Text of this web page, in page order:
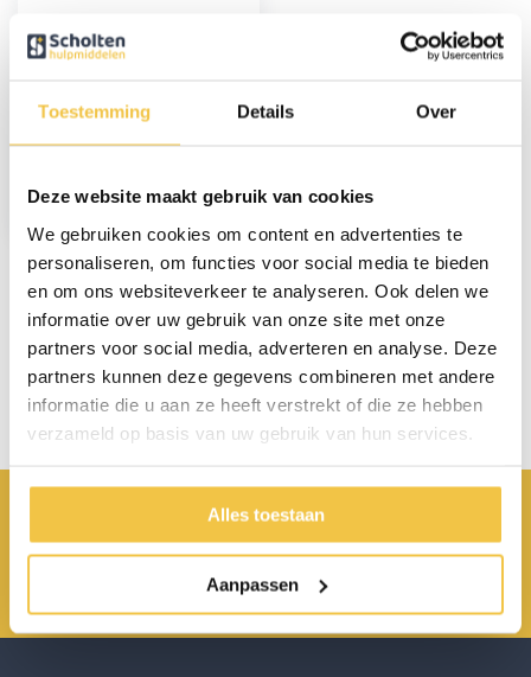
Toestemming Details Over
Deze website maakt gebruik van cookies
We gebruiken cookies om content en advertenties te
personaliseren, om functies voor social media te bieden
en om ons websiteverkeer te analyseren. Ook delen we
informatie over uw gebruik van onze site met onze
partners voor social media, adverteren en analyse. Deze
partners kunnen deze gegevens combineren met andere
informatie die u aan ze heeft verstrekt of die ze hebben
verzameld op basis van uw gebruik van hun services.
Alles toestaan
Aanpassen
Rollz Motion Electric -
2.990,-
Persoonlijk advies
Start chat
info@scholten-hulpmiddelen.nl
0485 800 814
Achterbroek 15 6596 MP Milsbeek